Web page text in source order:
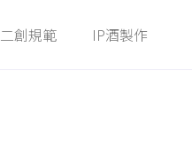
二創規範 IP酒製作